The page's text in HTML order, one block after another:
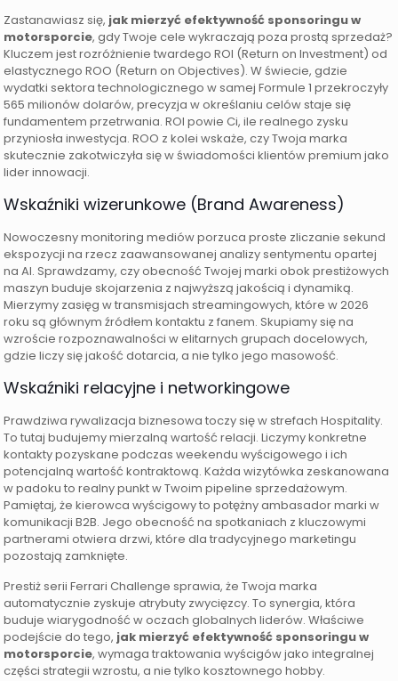
Zastanawiasz się, jak mierzyć efektywność sponsoringu w
motorsporcie, gdy Twoje cele wykraczają poza prostą sprzedaż?
Kluczem jest rozróżnienie twardego ROI (Return on Investment) od
elastycznego ROO (Return on Objectives). W świecie, gdzie
wydatki sektora technologicznego w samej Formule 1 przekroczyły
565 milionów dolarów, precyzja w określaniu celów staje się
fundamentem przetrwania. ROI powie Ci, ile realnego zysku
przyniosła inwestycja. ROO z kolei wskaże, czy Twoja marka
skutecznie zakotwiczyła się w świadomości klientów premium jako
lider innowacji.
Wskaźniki wizerunkowe (Brand Awareness)
Nowoczesny monitoring mediów porzuca proste zliczanie sekund
ekspozycji na rzecz zaawansowanej analizy sentymentu opartej
na AI. Sprawdzamy, czy obecność Twojej marki obok prestiżowych
maszyn buduje skojarzenia z najwyższą jakością i dynamiką.
Mierzymy zasięg w transmisjach streamingowych, które w 2026
roku są głównym źródłem kontaktu z fanem. Skupiamy się na
wzroście rozpoznawalności w elitarnych grupach docelowych,
gdzie liczy się jakość dotarcia, a nie tylko jego masowość.
Wskaźniki relacyjne i networkingowe
Prawdziwa rywalizacja biznesowa toczy się w strefach Hospitality.
To tutaj budujemy mierzalną wartość relacji. Liczymy konkretne
kontakty pozyskane podczas weekendu wyścigowego i ich
potencjalną wartość kontraktową. Każda wizytówka zeskanowana
w padoku to realny punkt w Twoim pipeline sprzedażowym.
Pamiętaj, że kierowca wyścigowy to potężny ambasador marki w
komunikacji B2B. Jego obecność na spotkaniach z kluczowymi
partnerami otwiera drzwi, które dla tradycyjnego marketingu
pozostają zamknięte.
Prestiż serii Ferrari Challenge sprawia, że Twoja marka
automatycznie zyskuje atrybuty zwycięzcy. To synergia, która
buduje wiarygodność w oczach globalnych liderów. Właściwe
podejście do tego, jak mierzyć efektywność sponsoringu w
motorsporcie, wymaga traktowania wyścigów jako integralnej
części strategii wzrostu, a nie tylko kosztownego hobby.